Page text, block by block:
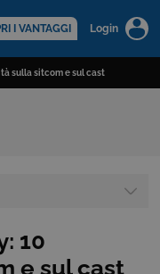
I VANTAGGI Login
sulla sitcom e sul cast
10
e sul cast